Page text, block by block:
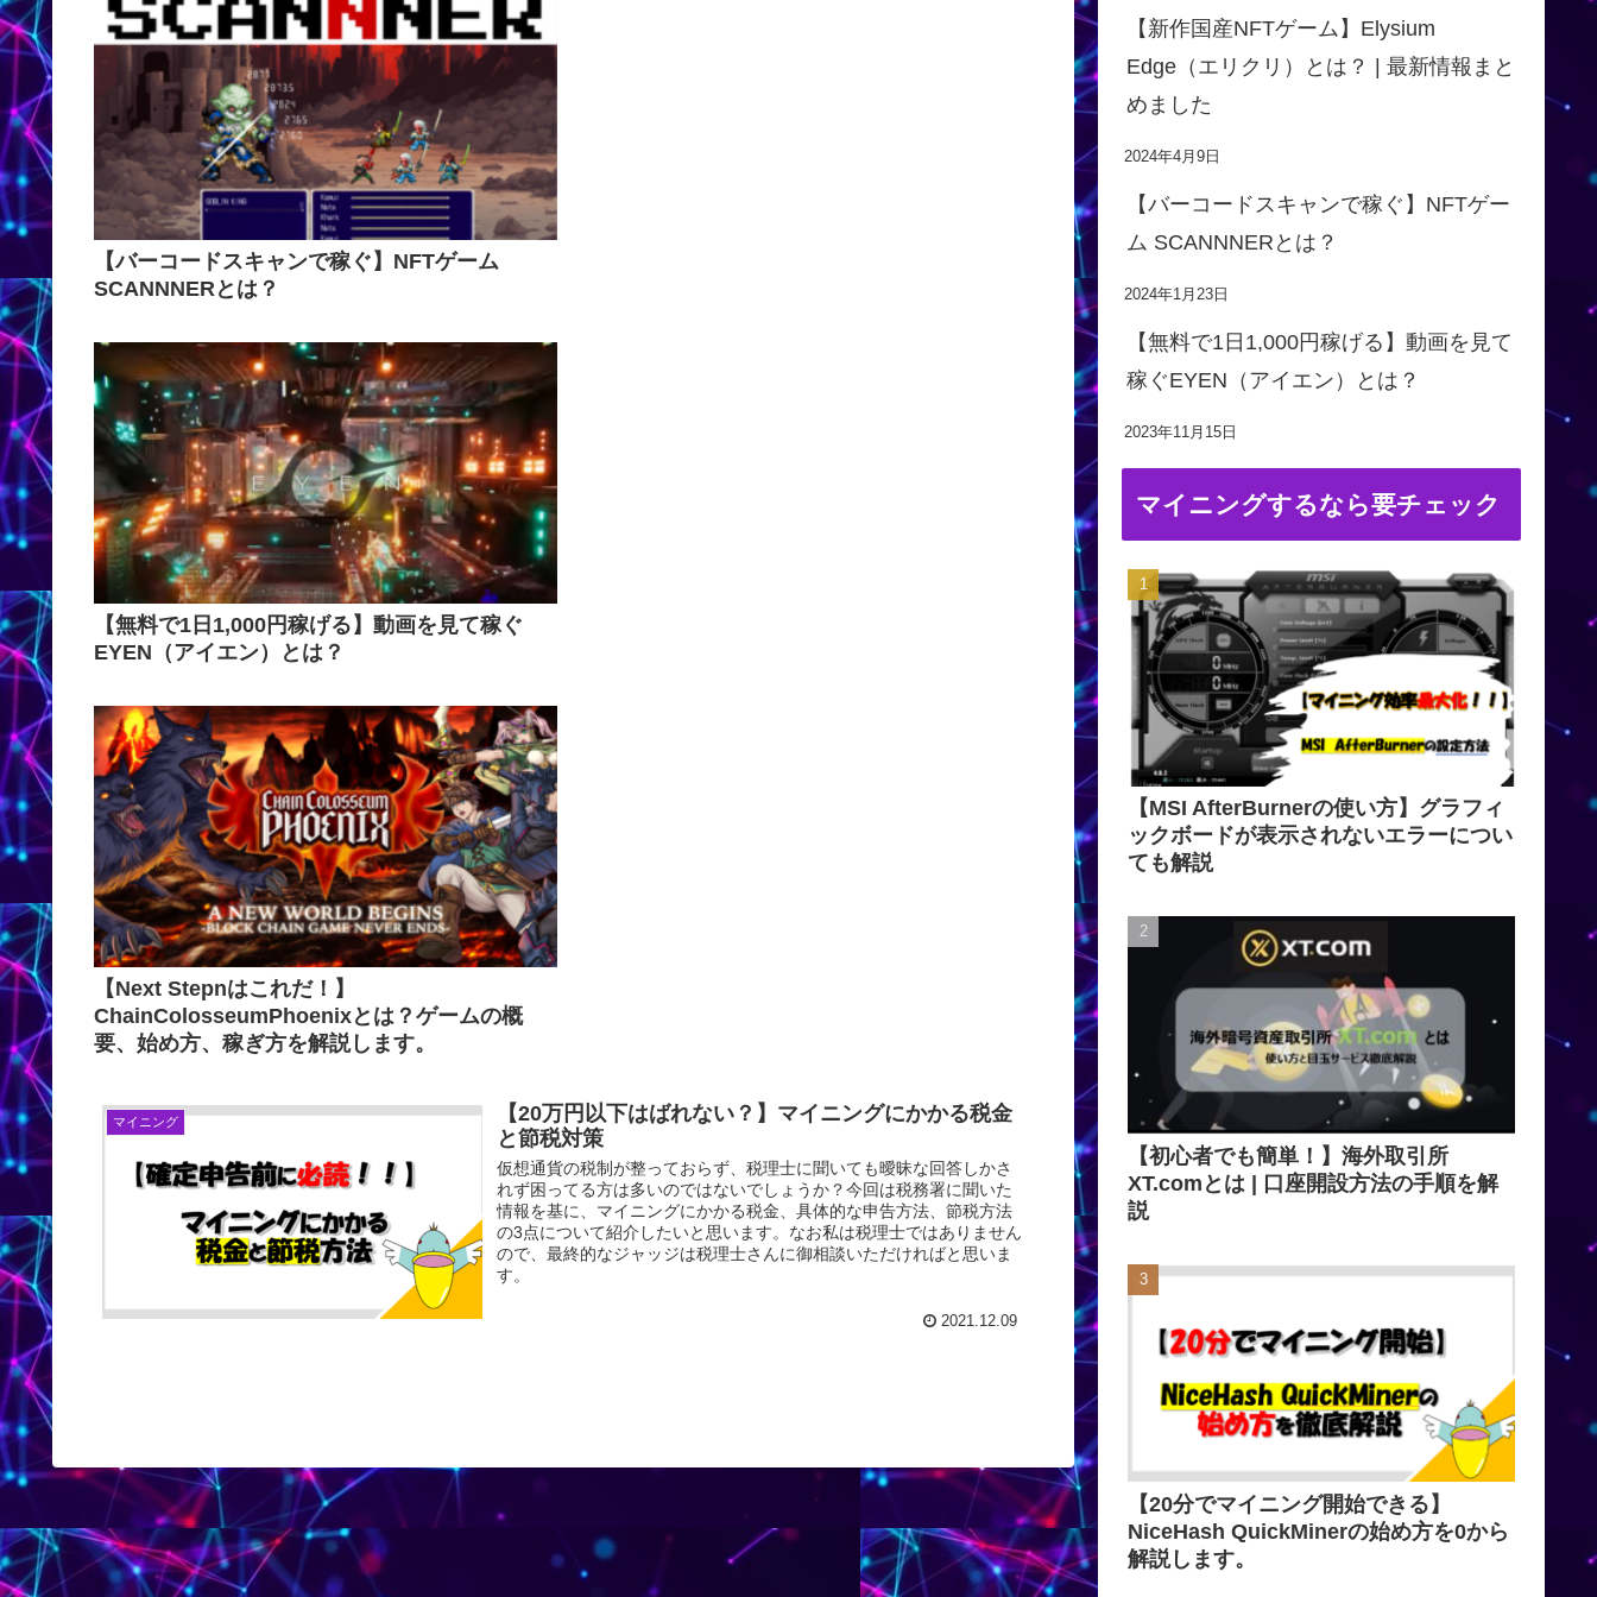
【バーコードスキャンで稼ぐ】NFTゲーム
SCANNNERとは？
【無料で1日1,000円稼げる】動画を見て稼ぐ
EYEN（アイエン）とは？
【Next Stepnはこれだ！】
ChainColosseumPhoenixとは？ゲームの概
要、始め方、稼ぎ方を解説します。
マイニング
【20万円以下はばれない？】マイニングにかかる税金
と節税対策
仮想通貨の税制が整っておらず、税理士に聞いても曖昧な回答しかさ
れず困ってる方は多いのではないでしょうか？今回は税務署に聞いた
情報を基に、マイニングにかかる税金、具体的な申告方法、節税方法
の3点について紹介したいと思います。なお私は税理士ではありません
ので、最終的なジャッジは税理士さんに御相談いただければと思いま
す。
2021.12.09
【新作国産NFTゲーム】Elysium
Edge（エリクリ）とは？ | 最新情報まと
めました
2024年4月9日
【バーコードスキャンで稼ぐ】NFTゲー
ム SCANNNERとは？
2024年1月23日
【無料で1日1,000円稼げる】動画を見て
稼ぐEYEN（アイエン）とは？
2023年11月15日
マイニングするなら要チェック
【MSI AfterBurnerの使い方】グラフィ
ックボードが表示されないエラーについ
ても解説
【初心者でも簡単！】海外取引所
XT.comとは | 口座開設方法の手順を解
説
【20分でマイニング開始できる】
NiceHash QuickMinerの始め方を0から
解説します。